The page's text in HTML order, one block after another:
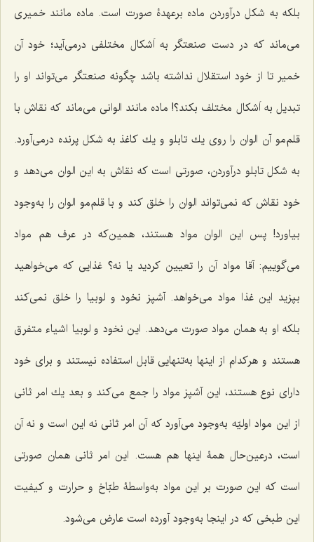
بلكه به شكل درآوردن ماده برعهدۀ صورت است. ماده مانند خمیرى
مى‌ماند كه در دست صنعتگر به اَشكال مختلفى درمى‌آید؛ خود آن
خمیر تا از خود استقلال نداشته باشد چگونه صنعتگر مى‌تواند او را
تبدیل به اَشکال مختلف بكند؟! ماده مانند الوانى مى‌ماند كه نقاش با
قلم‌مو آن الوان را روى یك تابلو و یك كاغذ به شكل پرنده درمى‌آورد.
به شکل تابلو درآوردن، صورتى است كه نقاش به این الوان مى‌دهد و
خود نقاش که نمى‌تواند الوان را خلق كند و با قلم‌مو الوان را به‌وجود
بیاورد! پس این الوان مواد هستند، همین‌كه در عرف هم مواد
مى‌گوییم: آقا مواد آن را تعیین كردید یا نه؟ غذایى كه می‌خواهید
بپزید این غذا مواد مى‌خواهد. آشپز نخود و لوبیا را خلق نمى‌كند
بلكه او به همان مواد صورت مى‌دهد. این نخود و لوبیا اشیاء متفرق
هستند و هركدام از اینها به‌تنهایی قابل استفاده نیستند و براى خود
داراى نوع هستند، این آشپز مواد را جمع مى‌كند و بعد یك امر ثانى
از این مواد اولیّه به‌وجود مى‌آورد كه آن امر ثانى نه این است و نه آن
است، درعین‌حال همۀ اینها هم هست. این امر ثانى همان صورتى
است كه این صورت بر این مواد به‌واسطۀ طبّاخ و حرارت و كیفیت
این طبخى كه در اینجا به‌وجود آورده است عارض مى‌شود.